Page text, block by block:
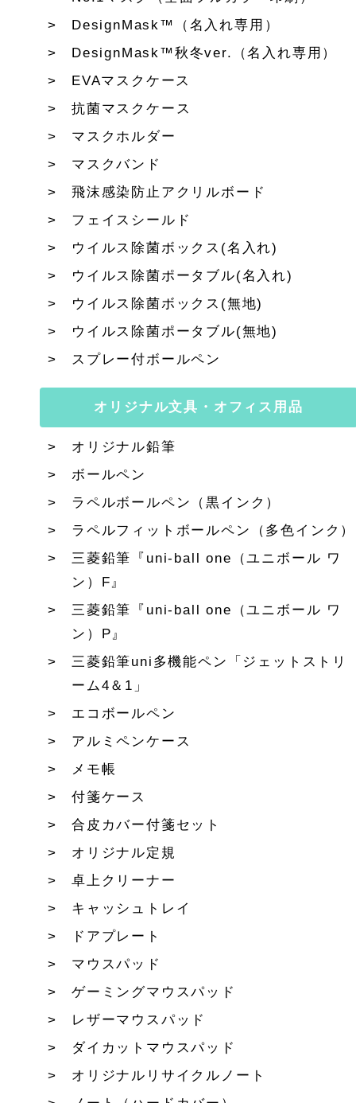
DesignMask™（名入れ専用）
DesignMask™秋冬ver.（名入れ専用）
EVAマスクケース
抗菌マスクケース
マスクホルダー
マスクバンド
飛沫感染防止アクリルボード
フェイスシールド
ウイルス除菌ボックス(名入れ)
ウイルス除菌ポータブル(名入れ)
ウイルス除菌ボックス(無地)
ウイルス除菌ポータブル(無地)
スプレー付ボールペン
オリジナル文具・オフィス用品
オリジナル鉛筆
ボールペン
ラペルボールペン（黒インク）
ラペルフィットボールペン（多色インク）
三菱鉛筆『uni-ball one（ユニボール ワ
ン）F』
三菱鉛筆『uni-ball one（ユニボール ワ
ン）P』
三菱鉛筆uni多機能ペン「ジェットストリ
ーム4＆1」
エコボールペン
アルミペンケース
メモ帳
付箋ケース
合皮カバー付箋セット
オリジナル定規
卓上クリーナー
キャッシュトレイ
ドアプレート
マウスパッド
ゲーミングマウスパッド
レザーマウスパッド
ダイカットマウスパッド
オリジナルリサイクルノート